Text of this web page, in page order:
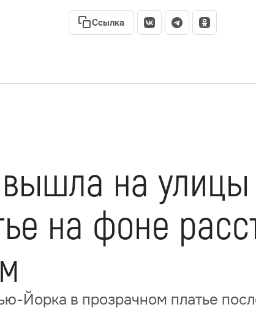
Ссылка
на
на фоне
Йорка в прозрачном платье